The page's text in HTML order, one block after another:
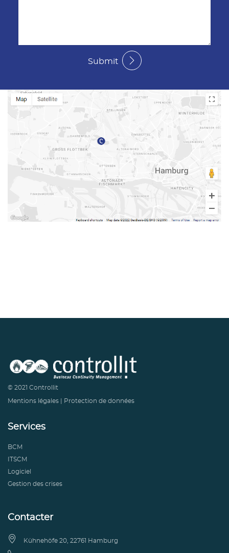
Submit
© 2021 Controllit
Mentions légales Protection de données
Services
BCM
ITSCM
Logiciel
Gestion des crises
Contacter
 Kühnehöfe 20, 22761 Hamburg